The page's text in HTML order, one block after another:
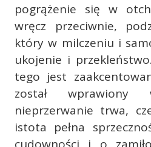
pogrążenie się w
wręcz przeciwnie,
który w milczeniu i
ukojenie i
tego jest
został
nieprzerwanie trwa,
istota pełna